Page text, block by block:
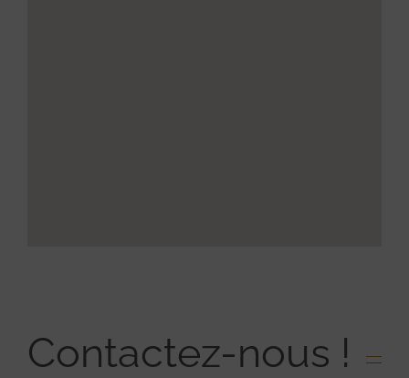
Contactez-nous !